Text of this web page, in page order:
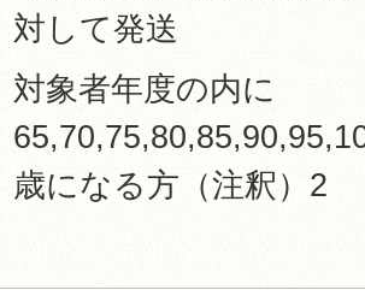
対して発送
対象者年度の内に
歳になる方（注釈）2